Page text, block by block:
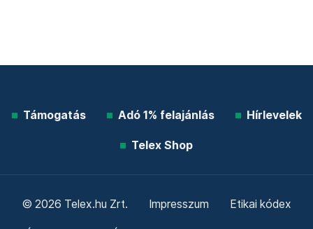
Támogatás Adó 1% felajánlás Hírlevelek
Telex Shop
© 2026 Telex.hu Zrt. Impresszum Etikai kódex